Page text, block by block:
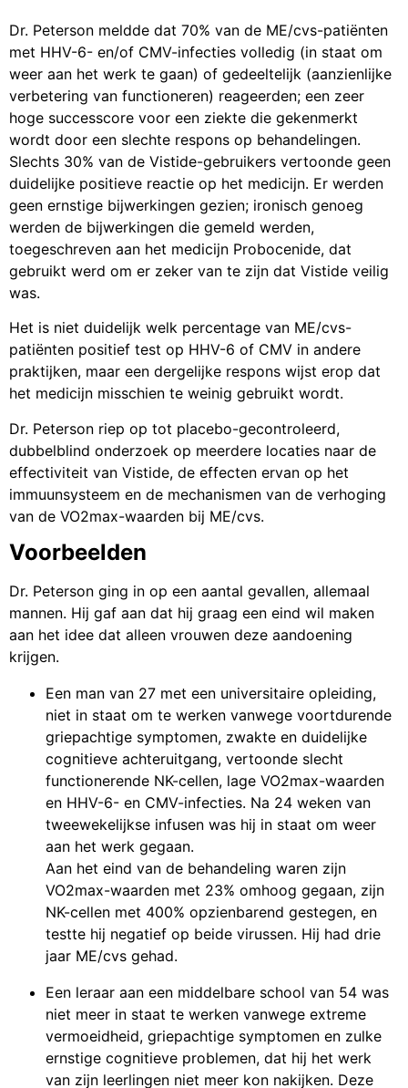
Dr. Peterson meldde dat 70% van de ME/cvs-patiënten
met HHV-6- en/of CMV-infecties volledig (in staat om
weer aan het werk te gaan) of gedeeltelijk (aanzienlijke
verbetering van functioneren) reageerden; een zeer
hoge successcore voor een ziekte die gekenmerkt
wordt door een slechte respons op behandelingen.
Slechts 30% van de Vistide-gebruikers vertoonde geen
duidelijke positieve reactie op het medicijn. Er werden
geen ernstige bijwerkingen gezien; ironisch genoeg
werden de bijwerkingen die gemeld werden,
toegeschreven aan het medicijn Probocenide, dat
gebruikt werd om er zeker van te zijn dat Vistide veilig
was.
Het is niet duidelijk welk percentage van ME/cvs-
patiënten positief test op HHV-6 of CMV in andere
praktijken, maar een dergelijke respons wijst erop dat
het medicijn misschien te weinig gebruikt wordt.
Dr. Peterson riep op tot placebo-gecontroleerd,
dubbelblind onderzoek op meerdere locaties naar de
effectiviteit van Vistide, de effecten ervan op het
immuunsysteem en de mechanismen van de verhoging
van de VO2max-waarden bij ME/cvs.
Voorbeelden
Dr. Peterson ging in op een aantal gevallen, allemaal
mannen. Hij gaf aan dat hij graag een eind wil maken
aan het idee dat alleen vrouwen deze aandoening
krijgen.
Een man van 27 met een universitaire opleiding,
niet in staat om te werken vanwege voortdurende
griepachtige symptomen, zwakte en duidelijke
cognitieve achteruitgang, vertoonde slecht
functionerende NK-cellen, lage VO2max-waarden
en HHV-6- en CMV-infecties. Na 24 weken van
tweewekelijkse infusen was hij in staat om weer
aan het werk gegaan.
Aan het eind van de behandeling waren zijn
VO2max-waarden met 23% omhoog gegaan, zijn
NK-cellen met 400% opzienbarend gestegen, en
testte hij negatief op beide virussen. Hij had drie
jaar ME/cvs gehad.
Een leraar aan een middelbare school van 54 was
niet meer in staat te werken vanwege extreme
vermoeidheid, griepachtige symptomen en zulke
ernstige cognitieve problemen, dat hij het werk
van zijn leerlingen niet meer kon nakijken. Deze